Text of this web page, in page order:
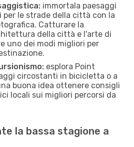
immortala paesaggi
per le strade della città con la
Catturare la
della città e l'arte di
uno dei modi migliori per
esplora Point
circostanti in bicicletta o a
buona idea ottenere consigli
locali sui migliori percorsi da
la bassa stagione a